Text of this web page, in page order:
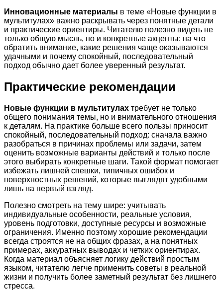
Инновационные материалы в теме «Новые функции в
мультитулах» важно раскрывать через понятные детали
и практические ориентиры. Читателю полезно видеть не
только общую мысль, но и конкретные акценты: на что
обратить внимание, какие решения чаще оказываются
удачными и почему спокойный, последовательный
подход обычно дает более уверенный результат.
Практические рекомендации
Новые функции в мультитулах требует не только
общего понимания темы, но и внимательного отношения
к деталям. На практике больше всего пользы приносит
спокойный, последовательный подход: сначала важно
разобраться в причинах проблемы или задачи, затем
оценить возможные варианты действий и только после
этого выбирать конкретные шаги. Такой формат помогает
избежать лишней спешки, типичных ошибок и
поверхностных решений, которые выглядят удобными
лишь на первый взгляд.
Полезно смотреть на тему шире: учитывать
индивидуальные особенности, реальные условия,
уровень подготовки, доступные ресурсы и возможные
ограничения. Именно поэтому хорошие рекомендации
всегда строятся не на общих фразах, а на понятных
примерах, аккуратных выводах и четких ориентирах.
Когда материал объясняет логику действий простым
языком, читателю легче применить советы в реальной
жизни и получить более заметный результат без лишнего
стресса.